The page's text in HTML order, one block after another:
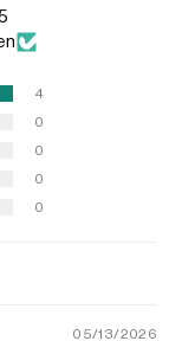
4
0
0
0
0
05/13/2026